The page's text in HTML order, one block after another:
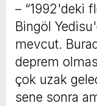
– “1992'deki
Bingöl
mevcut.
deprem
çok uzak
sene sonra